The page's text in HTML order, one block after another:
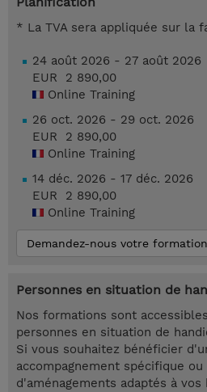
* La TVA sera appliquée sur la
24 août 2026 - 27 août 2026
EUR 2 890,00
Online Training
26 oct. 2026 - 29 oct. 2026
EUR 2 890,00
Online Training
14 déc. 2026 - 17 déc. 2026
EUR 2 890,00
Online Training
Demandez-nous votre formation
Personnes en situation de
Nos formations sont
personnes en situation de
Si vous souhaitez bénéficier
accompagnement spécifique ou
d'aménagements adaptés à vos